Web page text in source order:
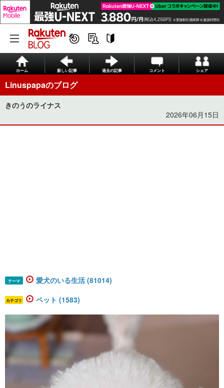
ホーム 新しい記事 過去の記事 コメント シェア
Linuspapaのブログ
きのうのライナス
2026年06月15日
テーマ 愛犬のいる生活 (81014)
カテゴリ ペット (1583)